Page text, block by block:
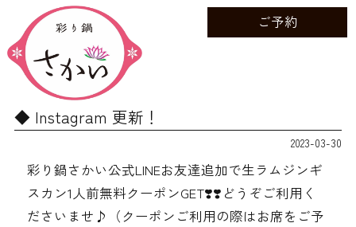
ご予約
Instagram 更新！
2023-03-30
彩り鍋さかい公式LINEお友達追加で生ラムジンギ
スカン1人前無料クーポンGET❣️❣️どうぞご利用く
ださいませ♪（クーポンご利用の際はお席をご予